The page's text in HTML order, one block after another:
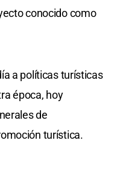
conocido como
a políticas turísticas
época, hoy
de
turística.